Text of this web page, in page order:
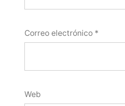
Correo electrónico *
Web